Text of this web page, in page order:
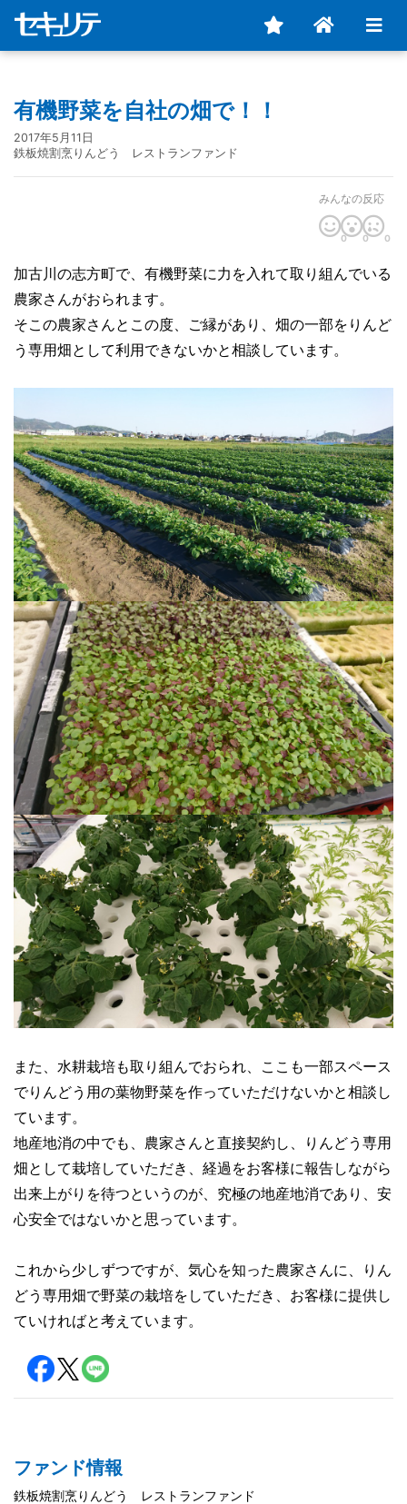
有機野菜を自社の畑で！！
2017年5月11日
鉄板焼割烹りんどう レストランファンド
みんなの反応
0 0 0
加古川の志方町で、有機野菜に力を入れて取り組んでいる
農家さんがおられます。
そこの農家さんとこの度、ご縁があり、畑の一部をりんど
う専用畑として利用できないかと相談しています。
また、水耕栽培も取り組んでおられ、ここも一部スペース
でりんどう用の葉物野菜を作っていただけないかと相談し
ています。
地産地消の中でも、農家さんと直接契約し、りんどう専用
畑として栽培していただき、経過をお客様に報告しながら
出来上がりを待つというのが、究極の地産地消であり、安
心安全ではないかと思っています。
これから少しずつですが、気心を知った農家さんに、りん
どう専用畑で野菜の栽培をしていただき、お客様に提供し
ていければと考えています。
ファンド情報
鉄板焼割烹りんどう レストランファンド